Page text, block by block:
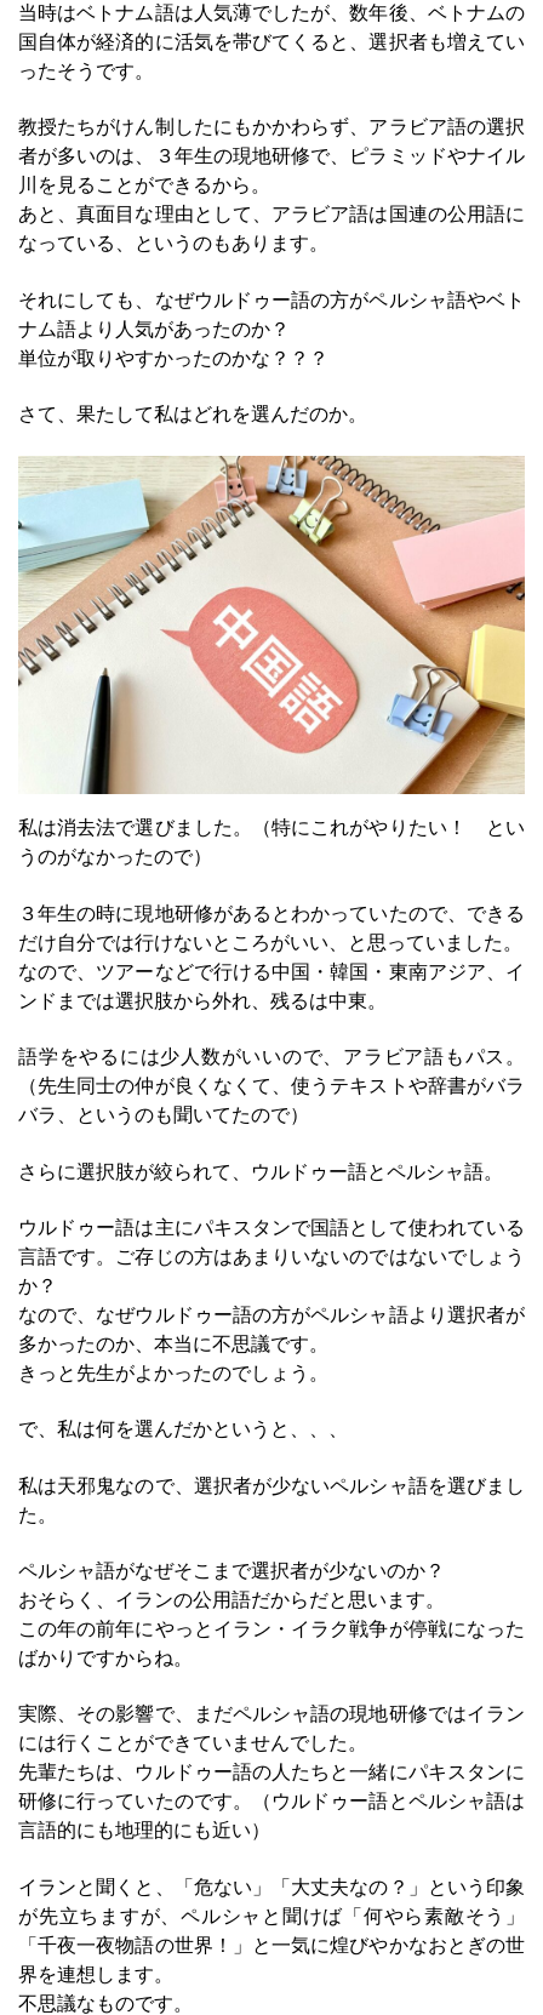
当時はベトナム語は人気薄でしたが、数年後、ベトナムの
国自体が経済的に活気を帯びてくると、選択者も増えてい
ったそうです。
教授たちがけん制したにもかかわらず、アラビア語の選択
者が多いのは、３年生の現地研修で、ピラミッドやナイル
川を見ることができるから。
あと、真面目な理由として、アラビア語は国連の公用語に
なっている、というのもあります。
それにしても、なぜウルドゥー語の方がペルシャ語やベト
ナム語より人気があったのか？
単位が取りやすかったのかな？？？
さて、果たして私はどれを選んだのか。
私は消去法で選びました。（特にこれがやりたい！ とい
うのがなかったので）
３年生の時に現地研修があるとわかっていたので、できる
だけ自分では行けないところがいい、と思っていました。
なので、ツアーなどで行ける中国・韓国・東南アジア、イ
ンドまでは選択肢から外れ、残るは中東。
語学をやるには少人数がいいので、アラビア語もパス。
（先生同士の仲が良くなくて、使うテキストや辞書がバラ
バラ、というのも聞いてたので）
さらに選択肢が絞られて、ウルドゥー語とペルシャ語。
ウルドゥー語は主にパキスタンで国語として使われている
言語です。ご存じの方はあまりいないのではないでしょう
か？
なので、なぜウルドゥー語の方がペルシャ語より選択者が
多かったのか、本当に不思議です。
きっと先生がよかったのでしょう。
で、私は何を選んだかというと、、、
私は天邪鬼なので、選択者が少ないペルシャ語を選びまし
た。
ペルシャ語がなぜそこまで選択者が少ないのか？
おそらく、イランの公用語だからだと思います。
この年の前年にやっとイラン・イラク戦争が停戦になった
ばかりですからね。
実際、その影響で、まだペルシャ語の現地研修ではイラン
には行くことができていませんでした。
先輩たちは、ウルドゥー語の人たちと一緒にパキスタンに
研修に行っていたのです。（ウルドゥー語とペルシャ語は
言語的にも地理的にも近い）
イランと聞くと、「危ない」「大丈夫なの？」という印象
が先立ちますが、ペルシャと聞けば「何やら素敵そう」
「千夜一夜物語の世界！」と一気に煌びやかなおとぎの世
界を連想します。
不思議なものです。